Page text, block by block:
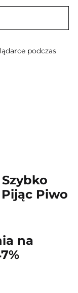
podczas
Piwo
na